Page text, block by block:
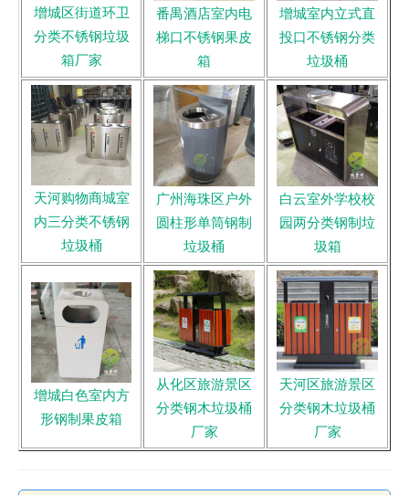
增城区街道环卫
分类不锈钢垃圾
箱厂家
番禺酒店室内电
梯口不锈钢果皮
箱
增城室内立式直
投口不锈钢分类
垃圾桶
天河购物商城室
内三分类不锈钢
垃圾桶
广州海珠区户外
圆柱形单筒钢制
垃圾桶
白云室外学校校
园两分类钢制垃
圾箱
增城白色室内方
形钢制果皮箱
从化区旅游景区
分类钢木垃圾桶
厂家
天河区旅游景区
分类钢木垃圾桶
厂家